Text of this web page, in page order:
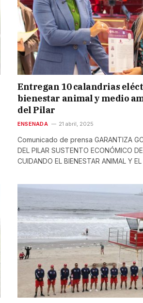
Entregan 10 calandrias
bienestar animal y medio
del Pilar
ENSENADA 21 abril, 2025
Comunicado de prensa GARANTIZA
DEL PILAR SUSTENTO ECONÓMICO
CUIDANDO EL BIENESTAR ANIMAL Y